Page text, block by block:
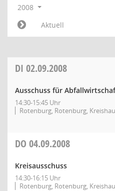
2008
Aktuell
DI 02.09.2008
Ausschuss für
14:30-15:45 Uhr
Rotenburg, Rotenburg,
DO 04.09.2008
Kreisausschuss
14:30-16:15 Uhr
Rotenburg, Rotenburg,